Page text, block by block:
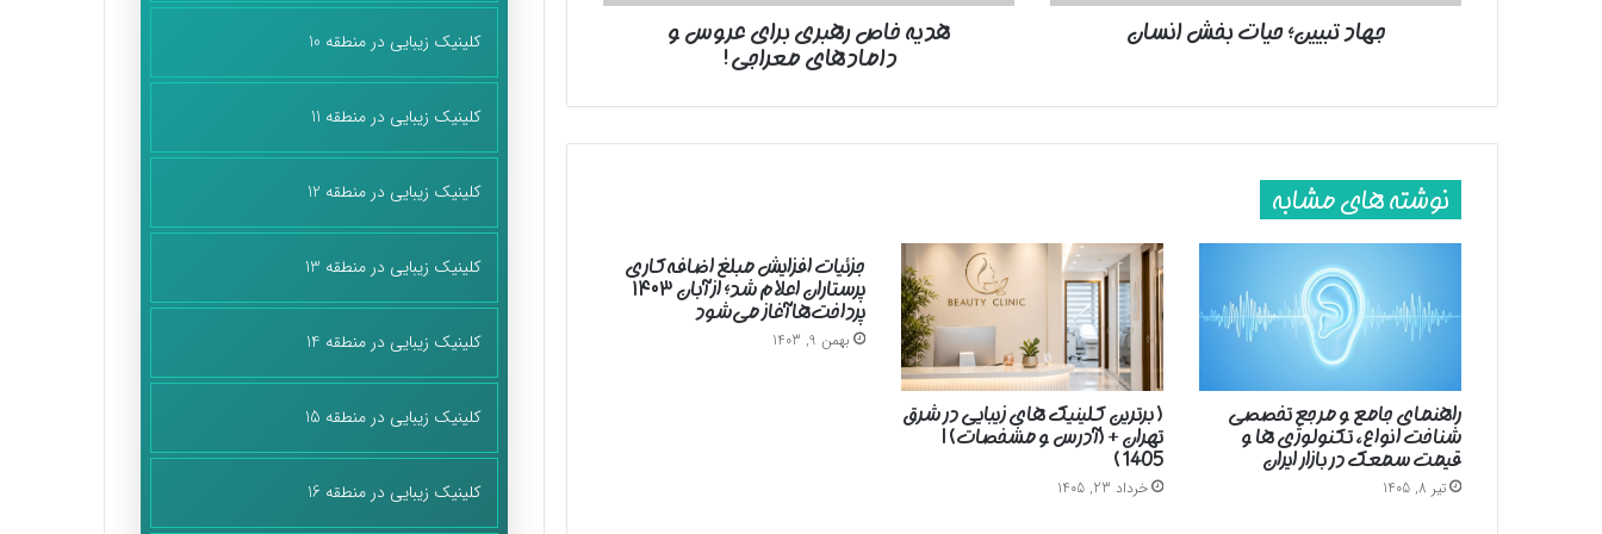
جهاد تبیین؛ حیات بخش انسان هدیه خاص رهبری برای عروس و
دامادهای معراجی!
نوشته های مشابه
راهنمای جامع و مرجع تخصصی
شناخت انواع، تکنولوژی ها و
قیمت سمعک در بازار ایران
تیر 8, 1405
( برترین کلینیک های زیبایی در شرق
تهران + (آدرس و مشخصات) |
1405 )
خرداد 23, 1405
جزئیات افزایش مبلغ اضافه‌کاری
پرستاران اعلام شد؛ از آبان ۱۴۰۳
پرداخت‌ها آغاز می‌شود
بهمن 9, 1403
کلینیک زیبایی در منطقه 10
کلینیک زیبایی در منطقه 11
کلینیک زیبایی در منطقه 12
کلینیک زیبایی در منطقه 13
کلینیک زیبایی در منطقه 14
کلینیک زیبایی در منطقه 15
کلینیک زیبایی در منطقه 16